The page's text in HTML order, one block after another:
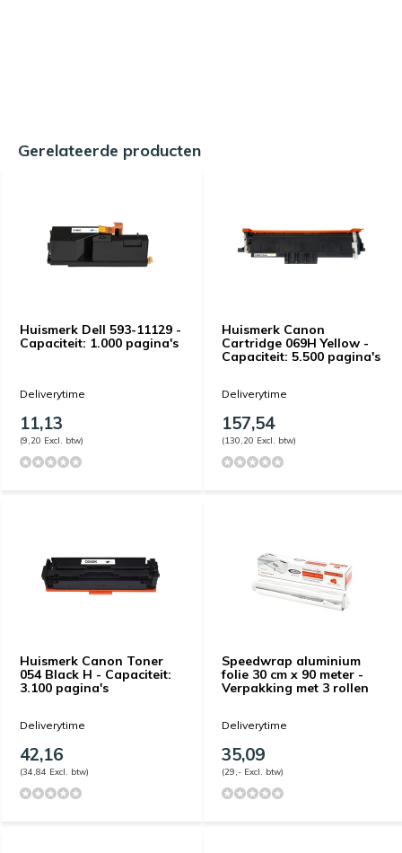
Gerelateerde producten
Huismerk Dell 593-11129 -
Capaciteit: 1.000 pagina's
Deliverytime
11,13
(9,20 Excl. btw)
Huismerk Canon
Cartridge 069H Yellow -
Capaciteit: 5.500 pagina's
Deliverytime
157,54
(130,20 Excl. btw)
Huismerk Canon Toner
054 Black H - Capaciteit:
3.100 pagina's
Deliverytime
42,16
(34,84 Excl. btw)
Speedwrap aluminium
folie 30 cm x 90 meter -
Verpakking met 3 rollen
Deliverytime
35,09
(29,- Excl. btw)